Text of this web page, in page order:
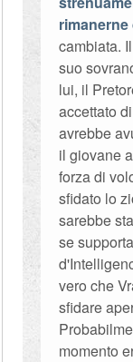
cambiata.
suo
lui, il
accettato
avrebbe
il giovane
forza di
sfidato lo
sarebbe
se
vero che
sfidare
momento